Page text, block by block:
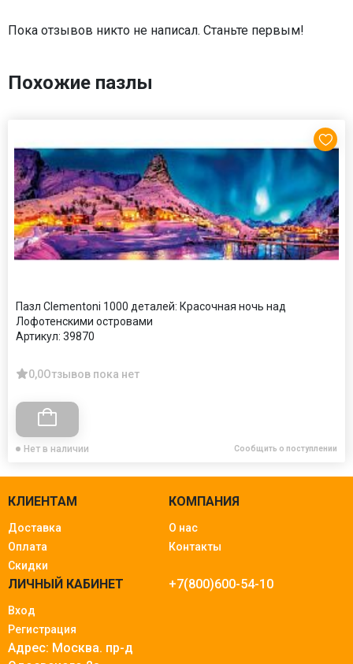
Пока отзывов никто не написал. Станьте первым!
Похожие пазлы
Пазл Clementoni 1000 деталей: Красочная ночь над
Лофотенскими островами
Артикул: 39870
0,0Отзывов пока нет
Нет в наличии Сообщить о поступлении
КЛИЕНТАМ
Доставка
Оплата
Скидки
КОМПАНИЯ
О нас
Контакты
ЛИЧНЫЙ КАБИНЕТ
Вход
Регистрация
+7(800)600-54-10
Адрес: Москва. пр-д